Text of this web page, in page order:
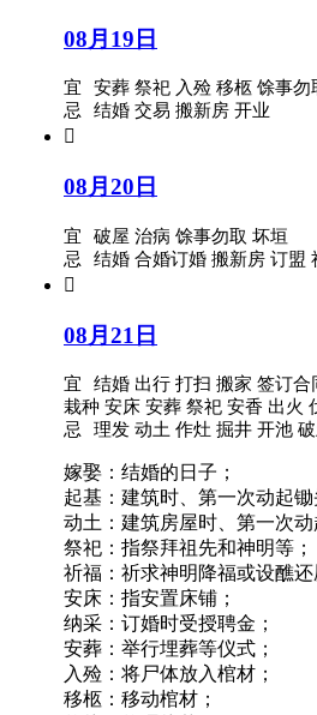
08月19日
宜
安葬 祭祀 入殓 移柩 馀事
忌
结婚 交易 搬新房 开业

08月20日
宜
破屋 治病 馀事勿取 坏垣
忌
结婚 合婚订婚 搬新房 订盟

08月21日
宜
结婚 出行 打扫 搬家 签订
栽种 安床 安葬 祭祀 安香 出火
忌
理发 动土 作灶 掘井 开池
嫁娶：结婚的日子；
起基：建筑时、第一次动起锄
动土：建筑房屋时、第一次动
祭祀：指祭拜祖先和神明等；
祈福：祈求神明降福或设醮还
安床：指安置床铺；
纳采：订婚时受授聘金；
安葬：举行埋葬等仪式；
入殓：将尸体放入棺材；
移柩：移动棺材；